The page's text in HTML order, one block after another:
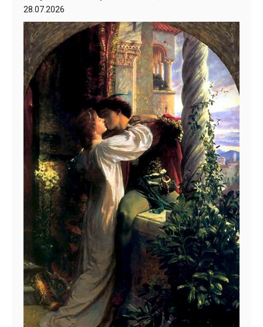
28.07.2026